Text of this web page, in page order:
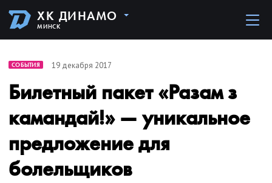
ХК ДИНАМО
МИНСК
СОБЫТИЯ 19 декабря 2017
Билетный пакет «Разам з
камандай!» — уникальное
предложение для
болельщиков